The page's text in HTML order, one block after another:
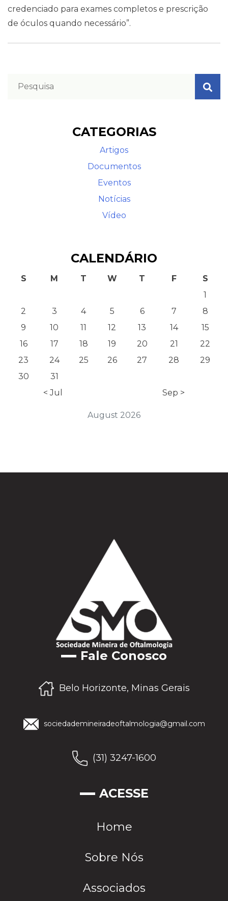
credenciado para exames completos e prescrição
de óculos quando necessário”.
CATEGORIAS
Artigos
Documentos
Eventos
Notícias
Vídeo
CALENDÁRIO
August 2026
S M T W T F
S
1
2
3 4 5 6 7
8
9
10 11 12 13 14
15
16
17 18 19 20 21
22
23
24 25 26 27 28
29
30
31
< Jul
Sep >
Fale Conosco
Belo Horizonte, Minas Gerais
sociedademineiradeoftalmologia@gmail.com
(31) 3247-1600
ACESSE
Home
Sobre Nós
Associados